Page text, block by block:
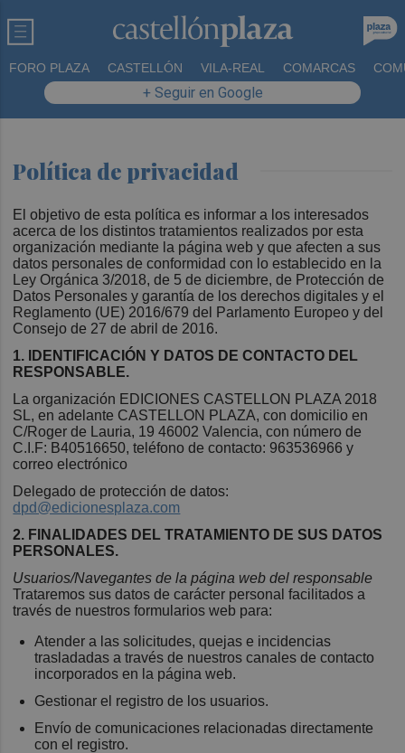
FORO PLAZA CASTELLÓN VILA-REAL COMARCAS
+ Seguir en Google
Política de privacidad
El objetivo de esta política es informar a los interesados
acerca de los distintos tratamientos realizados por esta
organización mediante la página web y que afecten a sus
datos personales de conformidad con lo establecido en la
Ley Orgánica 3/2018, de 5 de diciembre, de Protección de
Datos Personales y garantía de los derechos digitales y el
Reglamento (UE) 2016/679 del Parlamento Europeo y del
Consejo de 27 de abril de 2016.
1. IDENTIFICACIÓN Y DATOS DE CONTACTO DEL
RESPONSABLE.
La organización EDICIONES CASTELLON PLAZA 2018
SL, en adelante CASTELLON PLAZA, con domicilio en
C/Roger de Lauria, 19 46002 Valencia, con número de
C.I.F: B40516650, teléfono de contacto: 963536966 y
correo electrónico
Delegado de protección de datos:
dpd@edicionesplaza.com
2. FINALIDADES DEL TRATAMIENTO DE SUS DATOS
PERSONALES.
Usuarios/Navegantes de la página web del responsable
Trataremos sus datos de carácter personal facilitados a
través de nuestros formularios web para:
Atender a las solicitudes, quejas e incidencias
trasladadas a través de nuestros canales de contacto
incorporados en la página web.
Gestionar el registro de los usuarios.
Envío de comunicaciones relacionadas directamente
con el registro.